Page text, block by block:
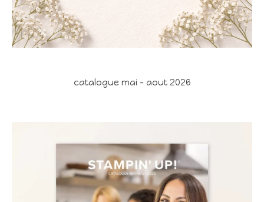
catalogue mai - aout 2026